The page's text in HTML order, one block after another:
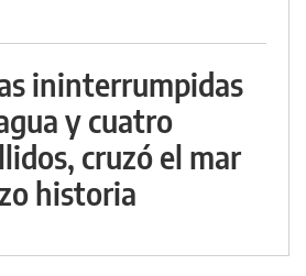
ininterrumpidas
y cuatro
cruzó el mar
historia